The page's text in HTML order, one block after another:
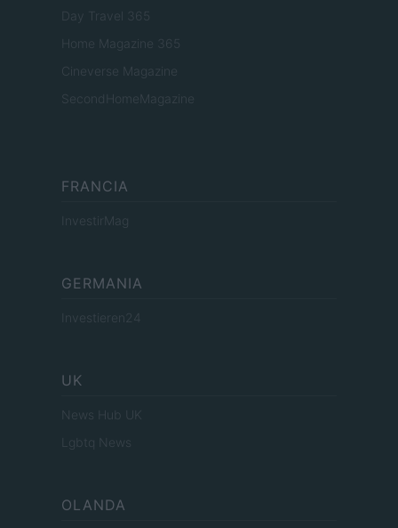
Day Travel 365
Home Magazine 365
Cineverse Magazine
SecondHomeMagazine
FRANCIA
InvestirMag
GERMANIA
Investieren24
UK
News Hub UK
Lgbtq News
OLANDA